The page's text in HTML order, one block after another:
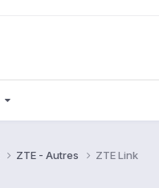
ZTE - Autres ZTE Link